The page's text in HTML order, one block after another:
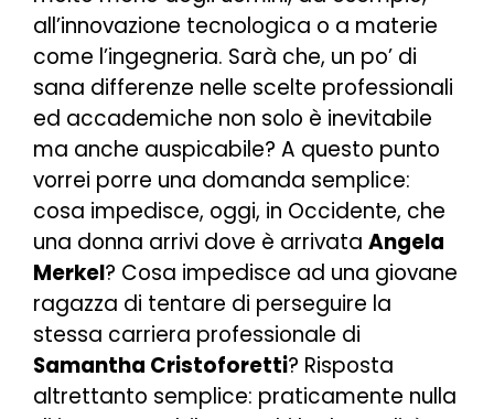
all’innovazione tecnologica o a materie
come l’ingegneria. Sarà che, un po’ di
sana differenze nelle scelte professionali
ed accademiche non solo è inevitabile
ma anche auspicabile? A questo punto
vorrei porre una domanda semplice:
cosa impedisce, oggi, in Occidente, che
una donna arrivi dove è arrivata Angela
Merkel? Cosa impedisce ad una giovane
ragazza di tentare di perseguire la
stessa carriera professionale di
Samantha Cristoforetti? Risposta
altrettanto semplice: praticamente nulla